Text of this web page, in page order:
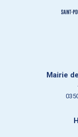
Mairie